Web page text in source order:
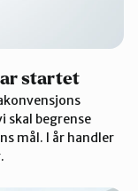
startet
skal begrense
mål. I år handler